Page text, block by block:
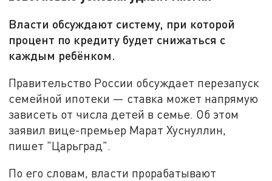
Власти обсуждают систему, при которой
процент по кредиту будет снижаться с
каждым ребёнком.
Правительство России обсуждает перезапуск
семейной ипотеки — ставка может напрямую
зависеть от числа детей в семье. Об этом
заявил вице-премьер Марат Хуснуллин,
пишет "Царьград".
По его словам, власти прорабатывают